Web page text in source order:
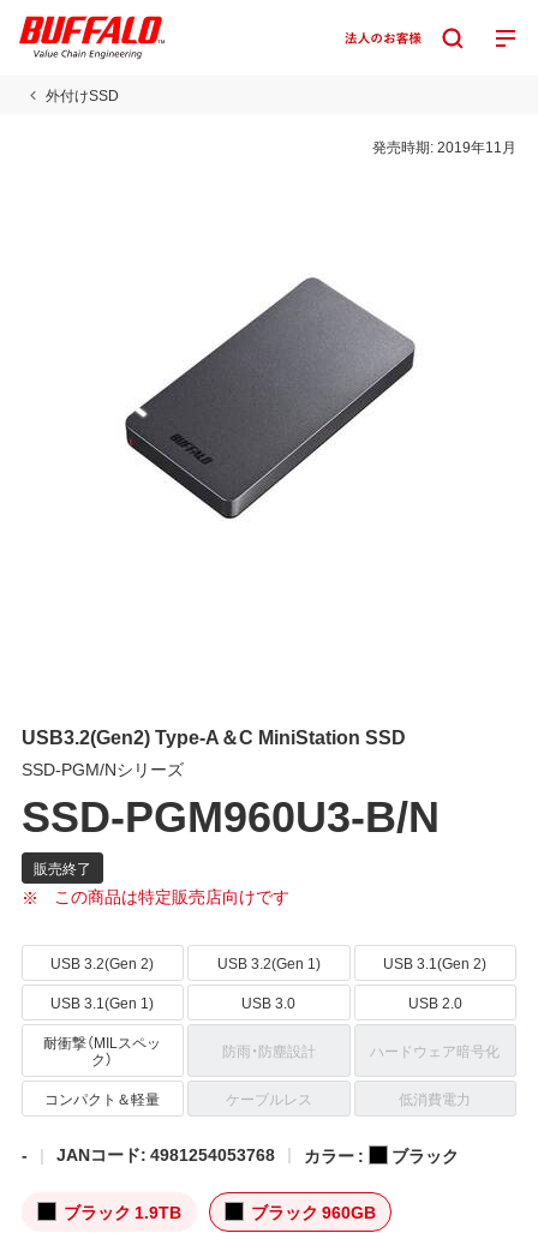
外付けSSD
発売時期:2019年11月
USB3.2(Gen2) Type-A＆C MiniStation SSD
SSD-PGM/Nシリーズ
SSD-PGM960U3-B/N
この商品は特定販売店向けです
USB 3.2(Gen 2) USB 3.2(Gen 1)
USB 3.1(Gen 2)
USB 3.1(Gen 1)
USB 3.0
USB 2.0
耐衝撃（MILスペッ
ク） 防雨・防塵設計 ハードウェア暗号化
コンパクト＆軽量 ケーブルレス 低消費電力
- JANコード: 4981254053768 カラー : ブラック
ブラック 1.9TB ブラック 960GB